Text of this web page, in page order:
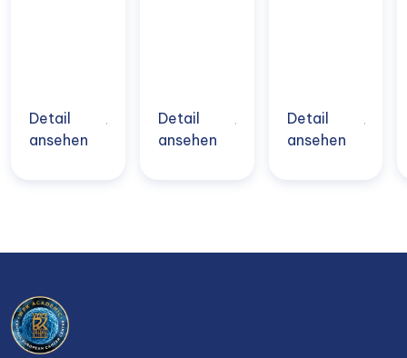
Detail
ansehen
Detail
ansehen
Detail
ansehen